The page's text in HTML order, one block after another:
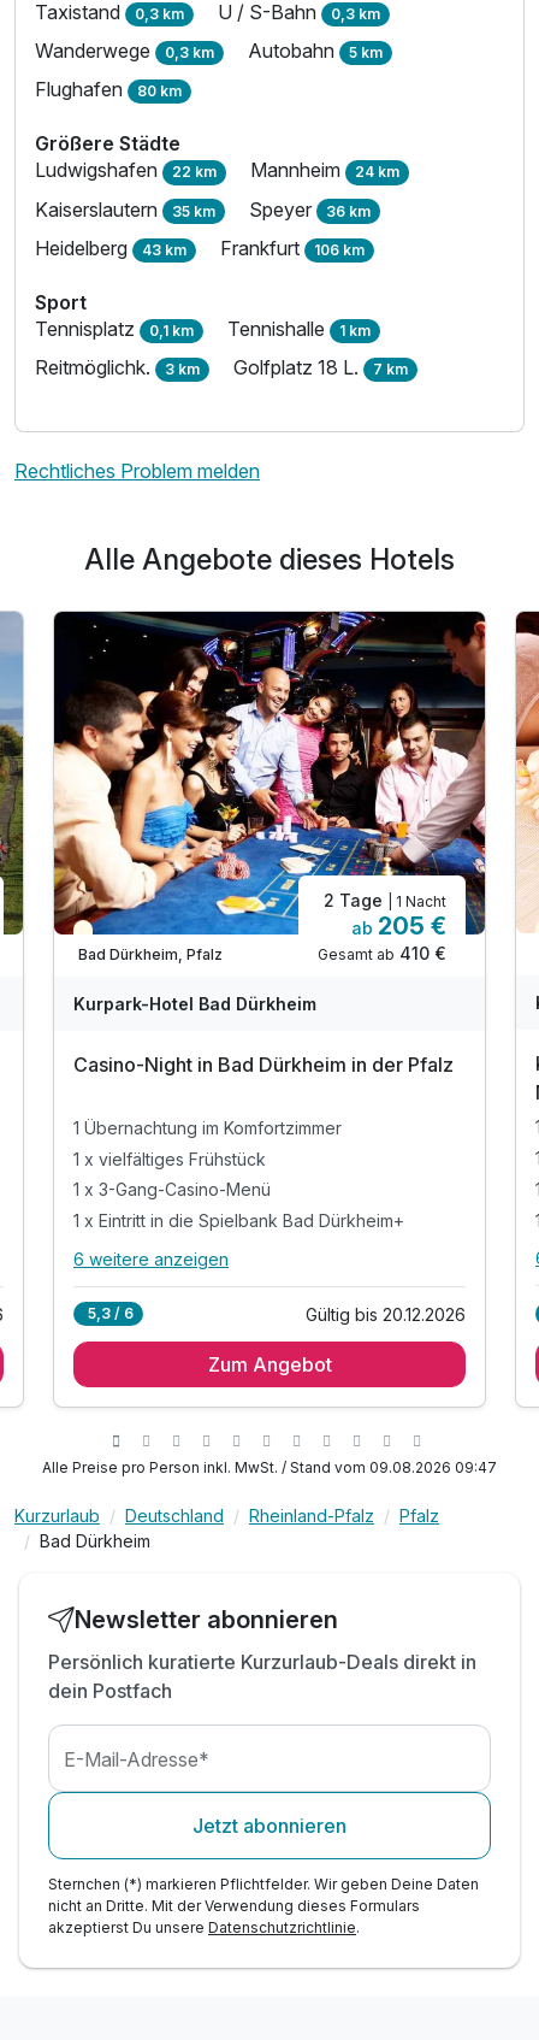
Taxistand 0,3 km U / S-Bahn 0,3 km
Wanderwege 0,3 km Autobahn 5 km
Flughafen 80 km
Größere Städte
Ludwigshafen 22 km Mannheim 24 km
Kaiserslautern 35 km Speyer 36 km
Heidelberg 43 km Frankfurt 106 km
Sport
Tennisplatz 0,1 km Tennishalle 1 km
Reitmöglichk. 3 km Golfplatz 18 L. 7 km
Rechtliches Problem melden
Alle Angebote dieses Hotels
Teilweise ausgelastet
Bad Dürkheim, Pfalz
2 Tage | 1 Nacht
ab 205 €
Gesamt ab 410 €
Kurpark-Hotel Bad Dürkheim
Casino-Night in Bad Dürkheim in der Pfalz
1 Übernachtung im Komfortzimmer
1 x vielfältiges Frühstück
1 x 3-Gang-Casino-Menü
1 x Eintritt in die Spielbank Bad Dürkheim+
Alle Inklusivleistungen
1 x vielfältiges Frühstück
1 x Jetons im Wert von EUR 10,-
inkl. Nutzung Wellness & Fitnessbereichs "Vitalis"
inkl. leihweise Leihbademantel und Saunatuch
inkl. WLAN-Nutzung
6 weitere anzeigen
5,3 / 6 Gültig bis 20.12.2026
Zum Angebot
Alle Preise pro Person inkl. MwSt. / Stand vom 09.08.2026 09:47
Kurzurlaub Deutschland Rheinland-Pfalz
Pfalz
Bad Dürkheim
Newsletter abonnieren
Persönlich kuratierte Kurzurlaub-Deals direkt in
dein Postfach
E-Mail-Adresse*
Jetzt abonnieren
Sternchen (*) markieren Pflichtfelder. Wir geben Deine Daten
nicht an Dritte. Mit der Verwendung dieses Formulars
akzeptierst Du unsere Datenschutzrichtlinie.